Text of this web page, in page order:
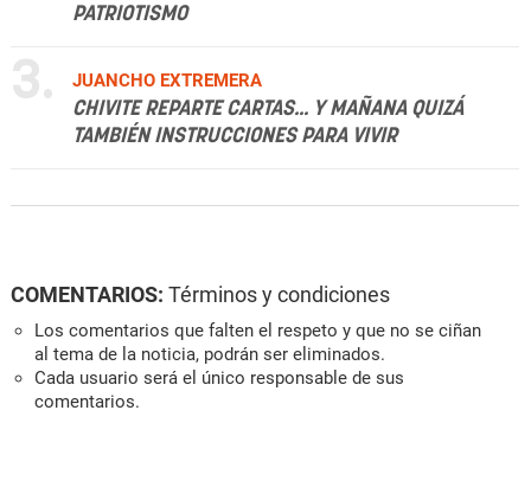
PATRIOTISMO
3.
JUANCHO EXTREMERA
CHIVITE REPARTE CARTAS... Y MAÑANA QUIZÁ
TAMBIÉN INSTRUCCIONES PARA VIVIR
COMENTARIOS: Términos y condiciones
Los comentarios que falten el respeto y que no se ciñan
al tema de la noticia, podrán ser eliminados.
Cada usuario será el único responsable de sus
comentarios.